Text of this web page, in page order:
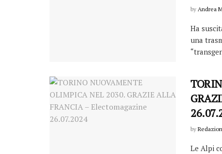
by Andrea
Ha
una
by
Le Alpi